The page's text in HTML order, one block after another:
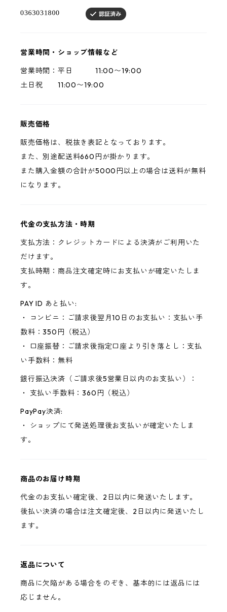
営業時間・ショップ情報など
営業時間：平日 11:00〜19:00
土日祝 11:00〜19:00
販売価格
販売価格は、税抜き表記となっております。
また、別途配送料660円が掛かります。
また購入金額の合計が5000円以上の場合は送料が無料
になります。
代金の支払方法・時期
支払方法：クレジットカードによる決済がご利用いた
だけます。
支払時期：商品注文確定時にお支払いが確定いたしま
す。
PAY ID あと払い:
・ コンビニ：ご請求後翌月10日のお支払い：支払い手
数料：350円（税込）
・ 口座振替：ご請求後指定口座より引き落とし：支払
い手数料：無料
銀行振込決済（ご請求後5営業日以内のお支払い）：
・ 支払い手数料：360円（税込）
PayPay決済:
・ ショップにて発送処理後お支払いが確定いたしま
す。
商品のお届け時期
代金のお支払い確定後、2日以内に発送いたします。
後払い決済の場合は注文確定後、2日以内に発送いたし
ます。
返品について
商品に欠陥がある場合をのぞき、基本的には返品には
応じません。